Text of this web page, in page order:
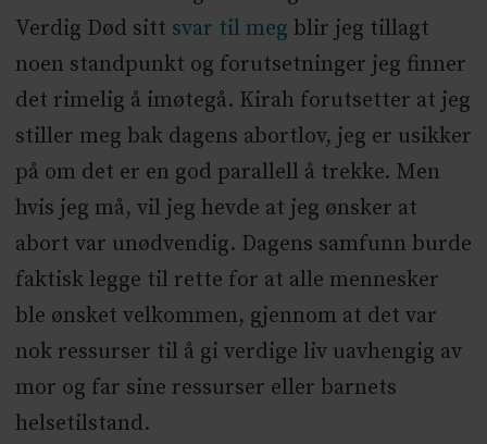
Verdig Død sitt svar til meg blir jeg tillagt
noen standpunkt og forutsetninger jeg finner
det rimelig å imøtegå. Kirah forutsetter at jeg
stiller meg bak dagens abortlov, jeg er usikker
på om det er en god parallell å trekke. Men
hvis jeg må, vil jeg hevde at jeg ønsker at
abort var unødvendig. Dagens samfunn burde
faktisk legge til rette for at alle mennesker
ble ønsket velkommen, gjennom at det var
nok ressurser til å gi verdige liv uavhengig av
mor og far sine ressurser eller barnets
helsetilstand.